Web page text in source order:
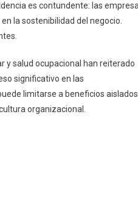
es contundente: las
la sostenibilidad del negocio.
y salud ocupacional han reiterado
significativo en las
limitarse a beneficios
organizacional.